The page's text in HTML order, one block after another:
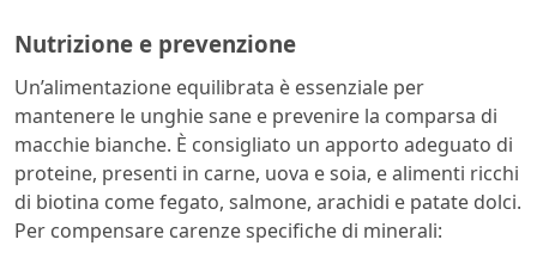
Nutrizione e prevenzione
Un’alimentazione equilibrata è essenziale per
mantenere le unghie sane e prevenire la comparsa di
macchie bianche. È consigliato un apporto adeguato di
proteine, presenti in carne, uova e soia, e alimenti ricchi
di biotina come fegato, salmone, arachidi e patate dolci.
Per compensare carenze specifiche di minerali: